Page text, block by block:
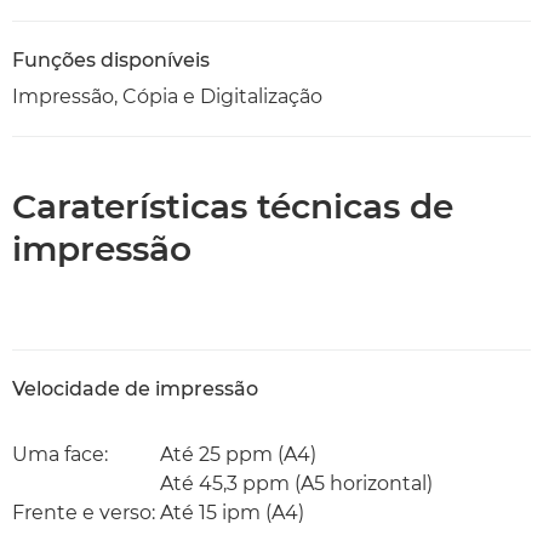
Funções disponíveis
Impressão, Cópia e Digitalização
Caraterísticas técnicas de
impressão
Velocidade de impressão
Uma face:
Até 25 ppm (A4)
Até 45,3 ppm (A5 horizontal)
Frente e verso: Até 15 ipm (A4)